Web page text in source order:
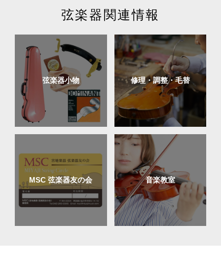
弦楽器関連情報
弦楽器小物 修理・調整・毛替
MSC 弦楽器友の会 音楽教室